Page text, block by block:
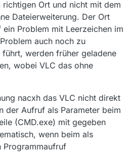
Ort und nicht mit dem
Dateierweiterung. Der Ort
ein Problem mit Leerzeichen im
auch noch zu
führt, werden früher geladene
wobei VLC das ohne
nacxh das VLC nicht direkt
der Aufruf als Parameter beim
(CMD.exe) mit gegeben
wenn beim als
Programmaufruf